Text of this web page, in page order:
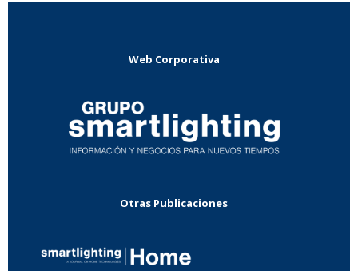
Web Corporativa
Otras Publicaciones